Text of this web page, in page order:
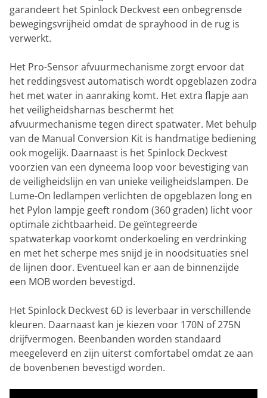
garandeert het Spinlock Deckvest een onbegrensde
bewegingsvrijheid omdat de sprayhood in de rug is
verwerkt.
Het Pro-Sensor afvuurmechanisme zorgt ervoor dat
het reddingsvest automatisch wordt opgeblazen zodra
het met water in aanraking komt. Het extra flapje aan
het veiligheidsharnas beschermt het
afvuurmechanisme tegen direct spatwater. Met behulp
van de Manual Conversion Kit is handmatige bediening
ook mogelijk. Daarnaast is het Spinlock Deckvest
voorzien van een dyneema loop voor bevestiging van
de veiligheidslijn en van unieke veiligheidslampen. De
Lume-On ledlampen verlichten de opgeblazen long en
het Pylon lampje geeft rondom (360 graden) licht voor
optimale zichtbaarheid. De geïntegreerde
spatwaterkap voorkomt onderkoeling en verdrinking
en met het scherpe mes snijd je in noodsituaties snel
de lijnen door. Eventueel kan er aan de binnenzijde
een MOB worden bevestigd.
Het Spinlock Deckvest 6D is leverbaar in verschillende
kleuren. Daarnaast kan je kiezen voor 170N of 275N
drijfvermogen. Beenbanden worden standaard
meegeleverd en zijn uiterst comfortabel omdat ze aan
de bovenbenen bevestigd worden.